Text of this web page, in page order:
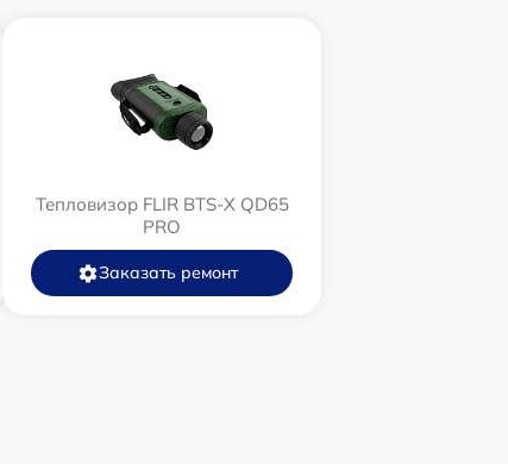
Тепловизор FLIR BTS-X QD65
PRO
Заказать ремонт